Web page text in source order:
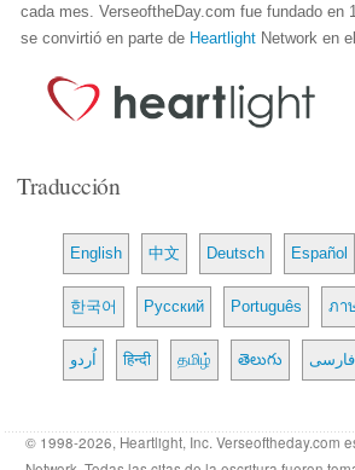
cada mes. VerseoftheDay.com fue fundado en
se convirtió en parte de Heartlight Network en
Traducción
English 中文 Deutsch Español
한국어 Русский Português ภา
اُردو हिन्दी தமிழ் తెలుగు فارسی
© 1998-2026, Heartlight, Inc. Verseoftheday.com